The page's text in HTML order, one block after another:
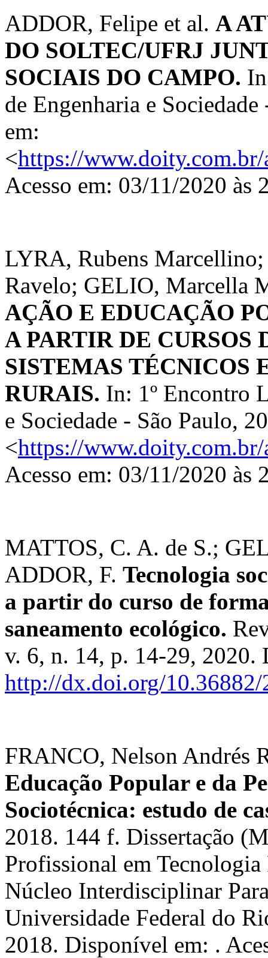
ADDOR, Felipe et al. A
DO SOLTEC/UFRJ
SOCIAIS DO CAMPO.
de Engenharia e
em:
<https://www.doity.com.br/
Acesso em: 03/11/2020 às
LYRA, Rubens
Ravelo; GELIO, Marcella
AÇÃO E EDUCAÇÃO
A PARTIR DE CURSOS
SISTEMAS TÉCNICOS
RURAIS. In: 1º Encontro
e Sociedade - São Paulo,
<https://www.doity.com.br/
Acesso em: 03/11/2020 às
MATTOS, C. A. de S.;
ADDOR, F. Tecnologia
a partir do curso de
saneamento ecológico.
v. 6, n. 14, p. 14-29, 2020.
http://dx.doi.org/
FRANCO, Nelson Andrés
Educação Popular e da
Sociotécnica: estudo de
2018. 144 f. Dissertação
Profissional em
Núcleo Interdisciplinar
Universidade Federal do
2018. Disponível em: .